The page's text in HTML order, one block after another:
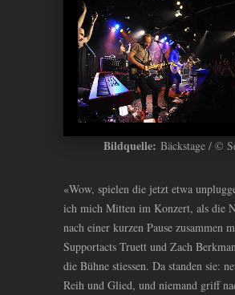
Bildquelle: Bäckstage / ©
«Wow, spielen die jetzt etwa
ich mich Mitten im Konzert, als die
nach einer kurzen Pause zusammen
Supportacts Truett und Zach
die Bühne stiessen. Da standen sie:
Reih und Glied, und niemand griff